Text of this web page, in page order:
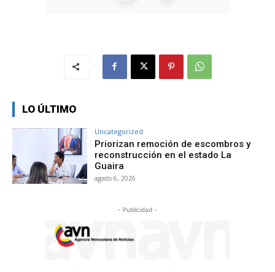
LO ÚLTIMO
Uncategorized
Priorizan remoción de escombros y
reconstrucción en el estado La
Guaira
agosto 6, 2026
- Publicidad -